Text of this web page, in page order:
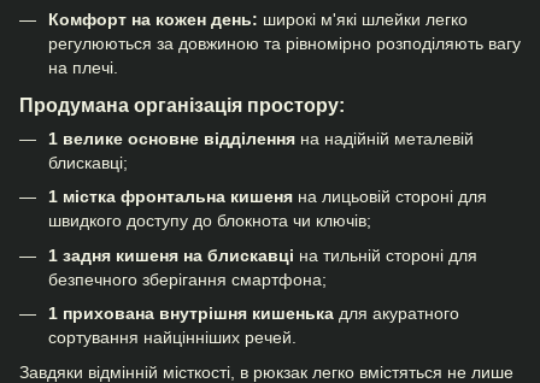
Комфорт на кожен день: широкі м'які шлейки легко
регулюються за довжиною та рівномірно розподіляють вагу
на плечі.
Продумана організація простору:
1 велике основне відділення на надійній металевій
блискавці;
1 містка фронтальна кишеня на лицьовій стороні для
швидкого доступу до блокнота чи ключів;
1 задня кишеня на блискавці на тильній стороні для
безпечного зберігання смартфона;
1 прихована внутрішня кишенька для акуратного
сортування найцінніших речей.
Завдяки відмінній місткості, в рюкзак легко вмістяться не лише